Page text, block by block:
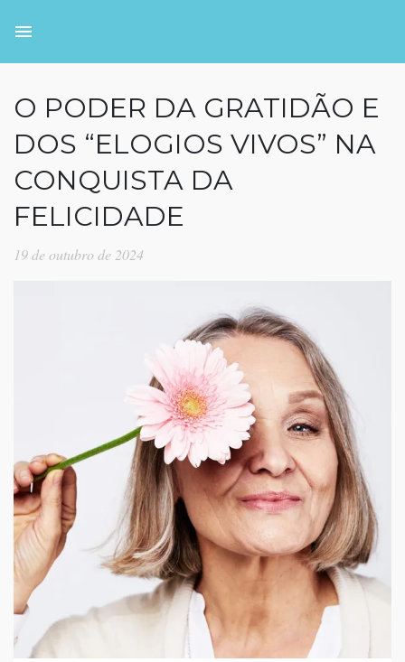
O PODER DA GRATIDÃO E
DOS “ELOGIOS VIVOS” NA
CONQUISTA DA
FELICIDADE
19 de outubro de 2024